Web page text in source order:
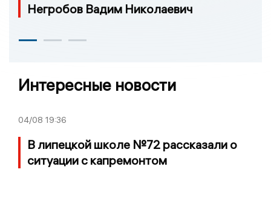
Негробов Вадим Николаевич
Интересные новости
04/08 19:36
В липецкой школе №72 рассказали о
ситуации с капремонтом